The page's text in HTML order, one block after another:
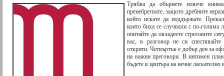
Трябва да обърнете повече
пренебрегвате, защото дребните
който искате да поддържате.
които биха се случвали с по-голяма
опитайте да овладеете стресовите
вас, в разговор не си
открити. Четвъртък е добър ден за
на важни преговори. В интимен
бъдете в центъра на нечие ласкателно